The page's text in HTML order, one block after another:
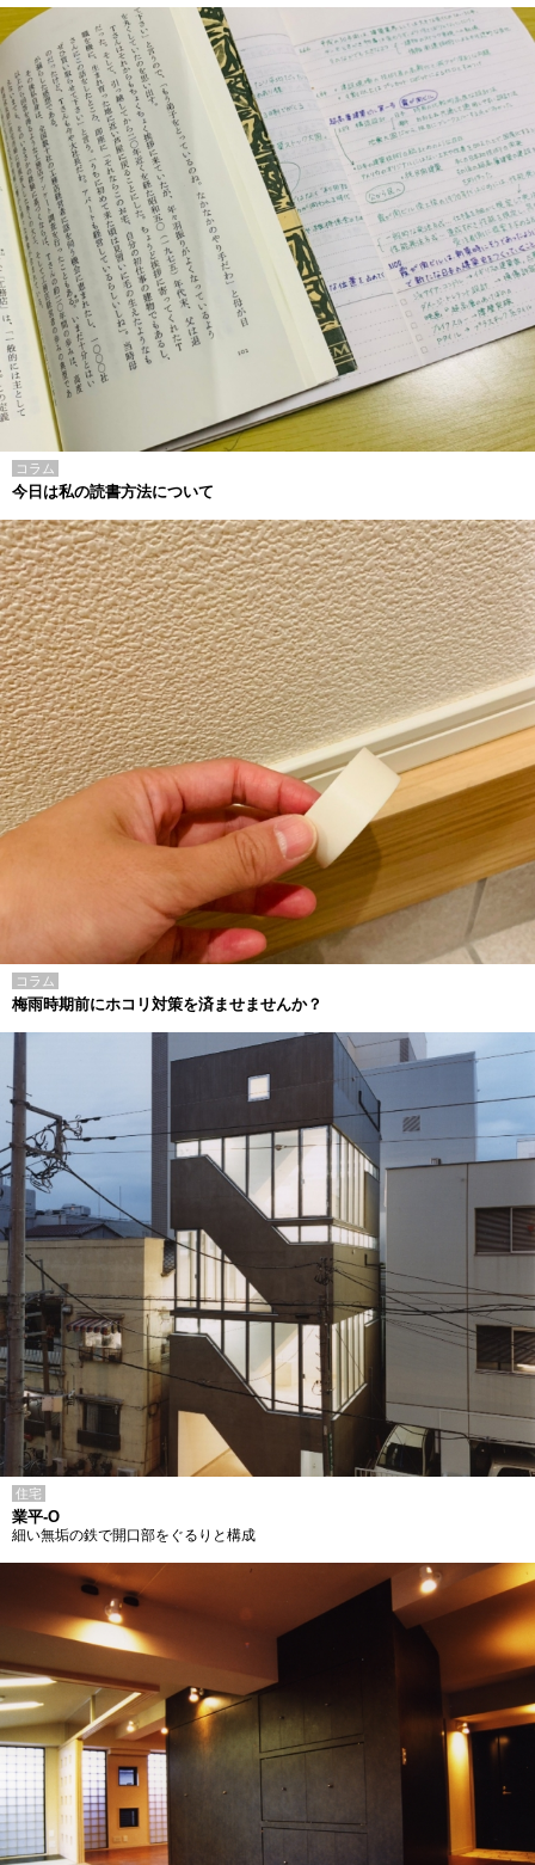
コラム
今日は私の読書方法について
コラム
梅雨時期前にホコリ対策を済ませませんか？
住宅
業平-O
細い無垢の鉄で開口部をぐるりと構成